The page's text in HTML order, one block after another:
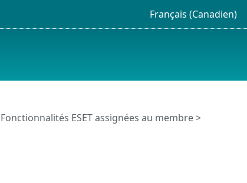
Français (Canadien)
Fonctionnalités ESET assignées au membre>